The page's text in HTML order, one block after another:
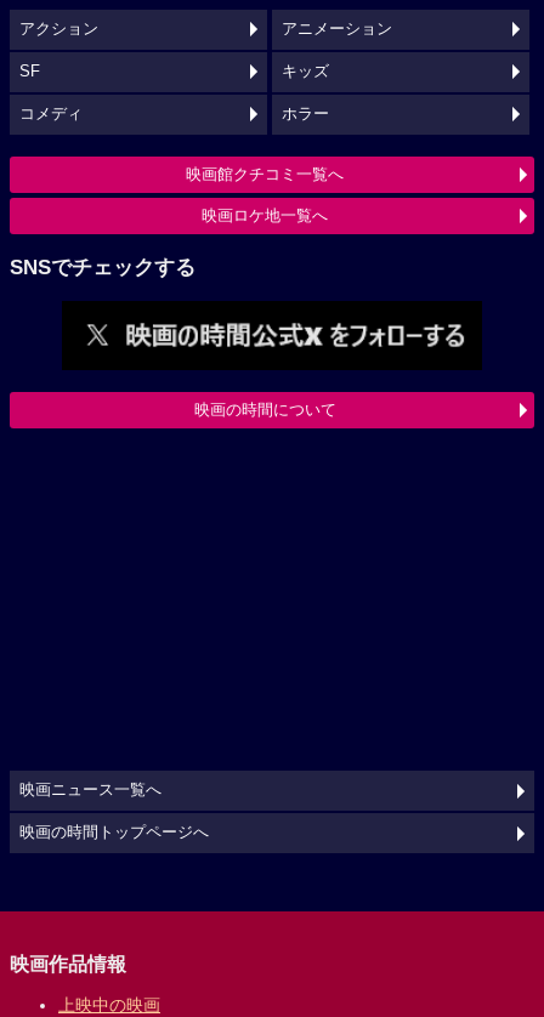
アクション アニメーション
SF キッズ
コメディ ホラー
映画館クチコミ一覧へ
映画ロケ地一覧へ
SNSでチェックする
映画の時間について
映画ニュース一覧へ
映画の時間トップページへ
映画作品情報
上映中の映画